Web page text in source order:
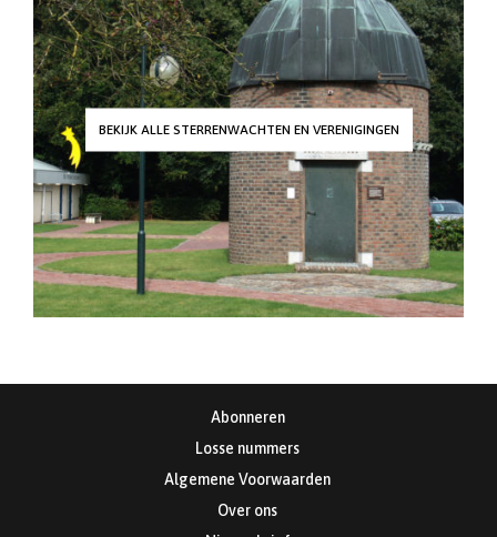
BEKIJK ALLE STERRENWACHTEN EN VERENIGINGEN
Abonneren
Losse nummers
Algemene Voorwaarden
Over ons